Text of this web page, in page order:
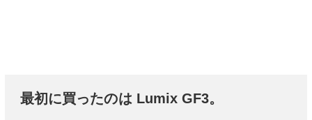
最初に買ったのは Lumix GF3。